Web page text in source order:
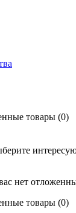
товары (0)
нет
товары (0)